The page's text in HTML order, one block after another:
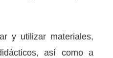
y utilizar materiales,
así como a